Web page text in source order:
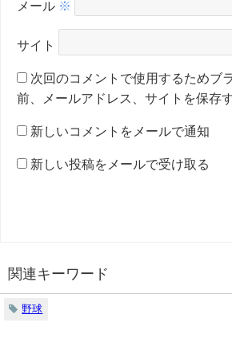
メール ※
サイト
次回のコメントで使用するためブ
前、メールアドレス、サイトを保存す
新しいコメントをメールで通知
新しい投稿をメールで受け取る
関連キーワード
野球